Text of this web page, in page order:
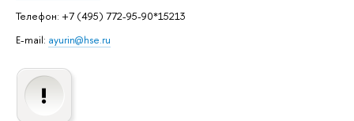
Телефон: +7 (495) 772-95-90*15213
E-mail: ayurin@hse.ru